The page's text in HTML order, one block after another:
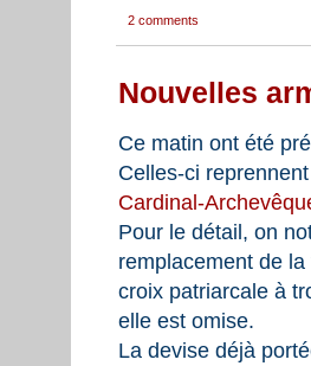
2 comments
Nouvelles
Ce matin ont été
Celles-ci
Cardinal-
Pour le détail, on
remplacement de
croix patriarcale à
elle est omise.
La devise déjà